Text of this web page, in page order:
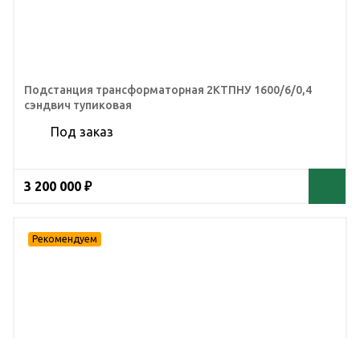
Подстанция трансформаторная 2КТПНУ 1600/6/0,4
сэндвич тупиковая
Под заказ
3 200 000 ₽